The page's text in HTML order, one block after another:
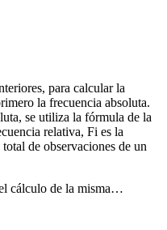
para calcular la
la frecuencia absoluta.
se utiliza la fórmula de la
relativa, Fi es la
de observaciones de un
cálculo de la misma…